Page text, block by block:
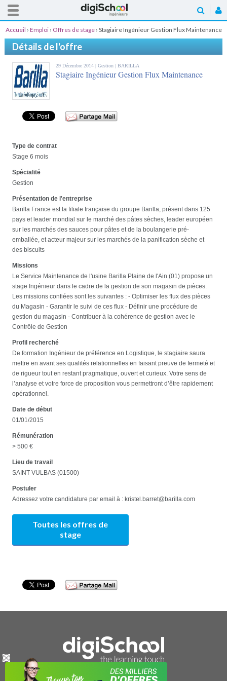
Accueil › Emploi › Offres de stage › Stagiaire Ingénieur Gestion Flux Maintenance
Détails de l'offre
29 Décembre 2014 | Gestion | BARILLA
Stagiaire Ingénieur Gestion Flux Maintenance
Type de contrat
Stage 6 mois
Spécialité
Gestion
Présentation de l'entreprise
Barilla France est la filiale française du groupe Barilla, présent dans 125
pays et leader mondial sur le marché des pâtes sèches, leader européen
sur les marchés des sauces pour pâtes et de la boulangerie pré-
emballée, et acteur majeur sur les marchés de la panification sèche et
des biscuits
Missions
Le Service Maintenance de l'usine Barilla Plaine de l'Ain (01) propose un
stage Ingénieur dans le cadre de la gestion de son magasin de pièces.
Les missions confiées sont les suivantes : - Optimiser les flux des pièces
du Magasin - Garantir le suivi de ces flux - Définir une procédure de
gestion du magasin - Contribuer à la cohérence de gestion avec le
Contrôle de Gestion
Profil recherché
De formation Ingénieur de préférence en Logistique, le stagiaire saura
mettre en avant ses qualités relationnelles en faisant preuve de fermeté et
de rigueur tout en restant pragmatique, ouvert et curieux. Votre sens de
l’analyse et votre force de proposition vous permettront d’être rapidement
opérationnel.
Date de début
01/01/2015
Rémunération
> 500 €
Lieu de travail
SAINT VULBAS (01500)
Postuler
Adressez votre candidature par email à : kristel.barret@barilla.com
Toutes les offres de
stage